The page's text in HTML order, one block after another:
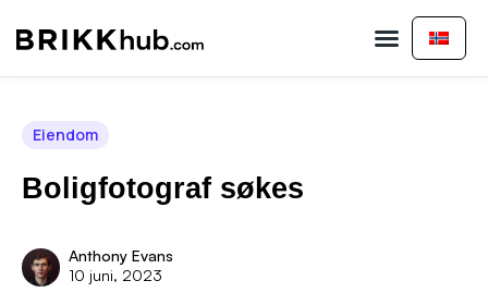
Eiendom
Boligfotograf søkes
Anthony Evans
10 juni, 2023